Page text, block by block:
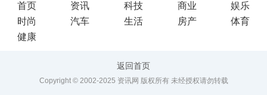
首页 资讯 科技 商业
娱乐
时尚
汽车 生活 房产
体育
健康
返回首页
Copyright © 2002-2025 资讯网 版权所有 未经授权请勿转载